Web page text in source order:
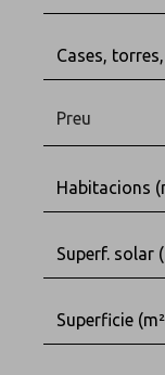
Cases,
Preu
Habitacions
Superf. solar
Superficie